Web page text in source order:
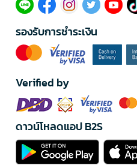
รองรับการชำระเงิน
Verified by
ดาวน์โหลดแอป B2S